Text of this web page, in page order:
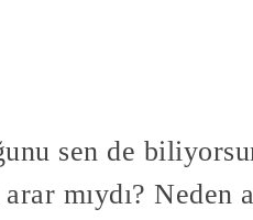
sen de
mıydı? Neden